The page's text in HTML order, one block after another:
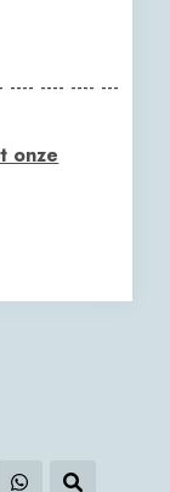
---- ---- ---- ---
onze